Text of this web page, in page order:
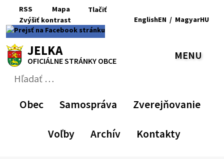
Preskočiť
obsah
RSS
RSS
Mapa
Mapa
Tlačiť
Zvýšiť kontrast
Zvýšiť
kontrast
Zmenšiť
veľkosť
Nastaviť
pôvodnú
písma
EnglishEN
English
/ MagyarHU
na
Magyar
JELKA
OFICIÁLNE STRÁNKY OBCE MENU
Obec Samospráva Zverejňovanie
Voľby Archív Kontakty
Hľadať:
formulár